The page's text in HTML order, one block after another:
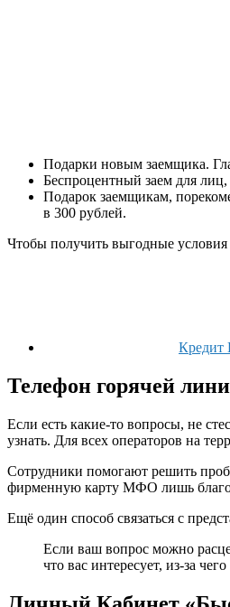
Подарки новым заемщика.
Беспроцентный заем для
Подарок заемщикам,
в 300 рублей.
Чтобы получить выгодные
Кредит
Телефон горячей
Если есть какие-то вопросы, не
узнать. Для всех операторов на
Сотрудники помогают решить
фирменную карту МФО лишь
Ещё один способ связаться с
Если ваш вопрос можно
что вас интересует, из-за